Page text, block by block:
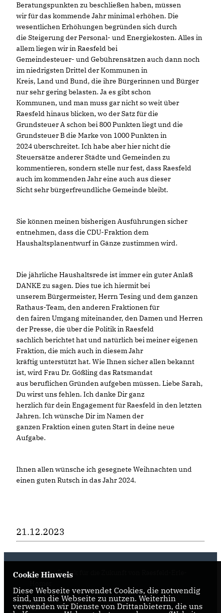
Beratungspunkten zu beschließen haben, müssen
wir für das kommende Jahr minimal erhöhen. Die
wesentlichen Erhöhungen begründen sich durch
die Steigerung der Personal- und Energiekosten. Alles in
allem liegen wir in Raesfeld bei
Gemeindesteuer- und Gebührensätzen auch dann noch
im niedrigsten Drittel der Kommunen in
Kreis, Land und Bund, die ihre Bürgerinnen und Bürger
nur sehr gering belasten. Ja es gibt schon
Kommunen, und man muss gar nicht so weit über
Raesfeld hinaus blicken, wo der Satz für die
Grundsteuer A schon bei 800 Punkten liegt und die
Grundsteuer B die Marke von 1000 Punkten in
2024 überschreitet. Ich habe aber hier nicht die
Steuersätze anderer Städte und Gemeinden zu
kommentieren, sondern stelle nur fest, dass Raesfeld
auch im kommenden Jahr eine auch aus dieser
Sicht sehr bürgerfreundliche Gemeinde bleibt.
Sie können meinen bisherigen Ausführungen sicher
entnehmen, dass die CDU-Fraktion dem
Haushaltsplanentwurf in Gänze zustimmen wird.
Die jährliche Haushaltsrede ist immer ein guter Anlaß
DANKE zu sagen. Dies tue ich hiermit bei
unserem Bürgermeister, Herrn Tesing und dem ganzen
Rathaus-Team, den anderen Fraktionen für
den fairen Umgang miteinander, den Damen und Herren
der Presse, die über die Politik in Raesfeld
sachlich berichtet hat und natürlich bei meiner eigenen
Fraktion, die mich auch in diesem Jahr
kräftig unterstützt hat. Wie Ihnen sicher allen bekannt
ist, wird Frau Dr. Gößling das Ratsmandat
aus beruflichen Gründen aufgeben müssen. Liebe Sarah,
Du wirst uns fehlen. Ich danke Dir ganz
herzlich für dein Engagement für Raesfeld in den letzten
Jahren. Ich wünsche Dir im Namen der
ganzen Fraktion einen guten Start in deine neue
Aufgabe.
Ihnen allen wünsche ich gesegnete Weihnachten und
einen guten Rutsch in das Jahr 2024.
21.12.2023
Aktuelle Politik für die Zukunft von Raesfeld-Erle-
Cookie Hinweis
Diese Webseite verwendet Cookies, die notwendig
sind, um die Webseite zu nutzen. Weiterhin
verwenden wir Dienste von Drittanbietern, die uns